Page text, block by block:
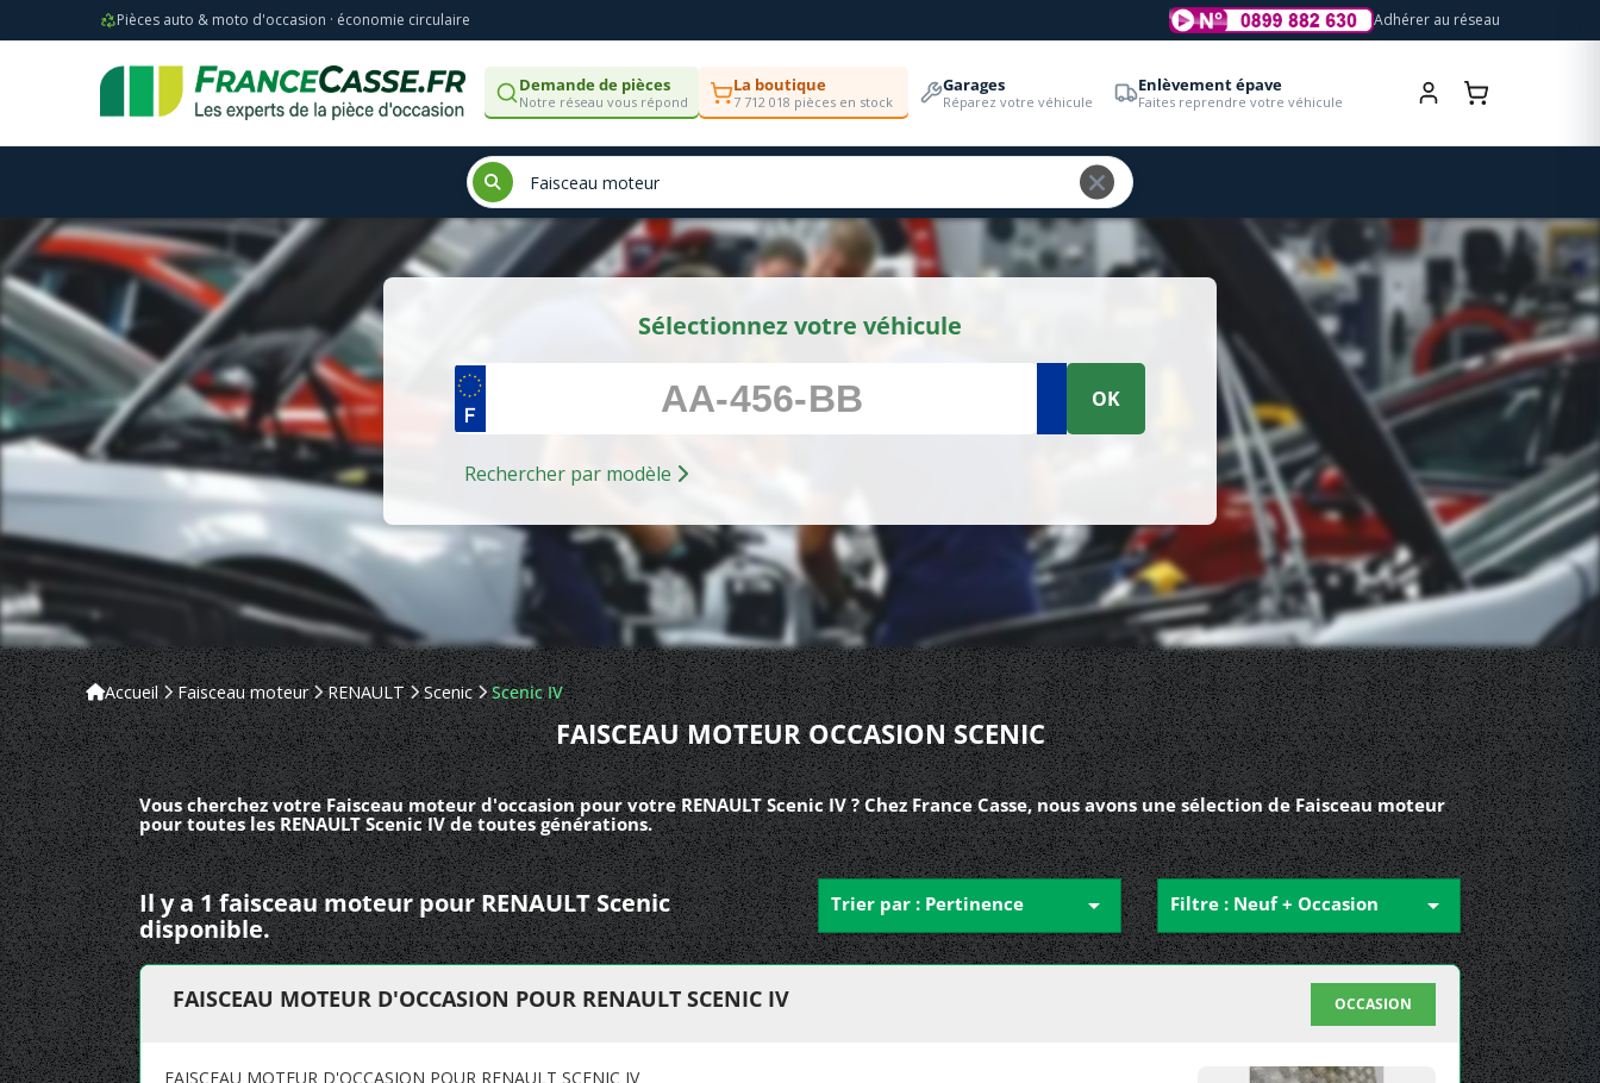
Pièces auto & moto d'occasion · économie circulaire Adhérer au réseau
Demande de pièces
Notre réseau vous répond
La boutique
7 712 018 pièces en stock
Garages
Réparez votre véhicule
Enlèvement épave
Faites reprendre votre véhicule
Sélectionnez votre véhicule
OK
Rechercher par modèle
Accueil Faisceau moteur RENAULT Scenic Scenic IV
FAISCEAU MOTEUR OCCASION SCENIC
Vous cherchez votre Faisceau moteur d'occasion pour votre RENAULT Scenic IV ? Chez France Casse, nous avons une sélection de Faisceau moteur
pour toutes les RENAULT Scenic IV de toutes générations.
Il y a 1 faisceau moteur pour RENAULT Scenic
disponible.
Trier par : Pertinence  Filtre : Neuf + Occasion 
FAISCEAU MOTEUR D'OCCASION POUR RENAULT SCENIC IV OCCASION
FAISCEAU MOTEUR D'OCCASION POUR RENAULT SCENIC IV